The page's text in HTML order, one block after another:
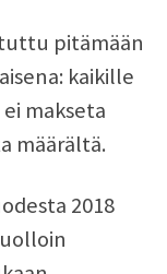
pitämään
kaikille
makseta
määrältä.
2018